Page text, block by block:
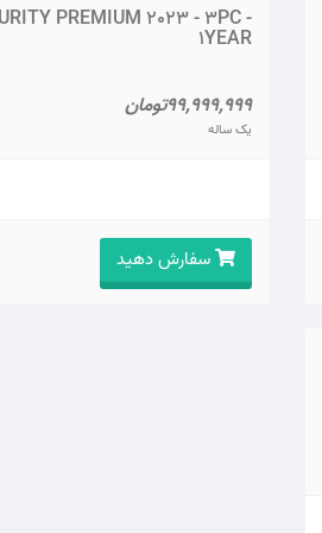
PREMIUM 2023 - 3PC -
1YEAR
99,999,999تومان
یک ساله
سفارش دهید